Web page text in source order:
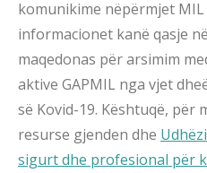
komunikime nëpërmjet
informacionet kanë qasje
maqedonas për arsimim
aktive GAPMIL nga vjet
së Kovid-19. Kështuqë, për
resurse gjenden dhe
sigurt dhe profesional për